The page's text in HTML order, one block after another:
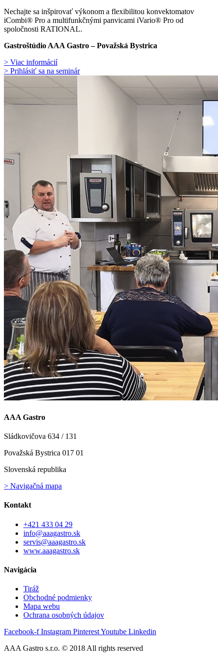
Nechajte sa inšpirovať výkonom a flexibilitou konvektomatov
iCombi® Pro a multifunkčnými panvicami iVario® Pro od
spoločnosti RATIONAL.
Gastroštúdio AAA Gastro – Považská Bystrica
> Viac informácií
> Prihlásiť sa na seminár
AAA Gastro
Sládkovičova 634 / 131
Považská Bystrica 017 01
Slovenská republika
> Navigačná mapa
Kontakt
+421 433 04 29
info@aaagastro.sk
servis@aaagastro.sk
www.aaagastro.sk
Navigácia
Tiráž
Obchodné podmienky
Mapa webu
Ochrana osobných údajov
Facebook-f Instagram PinterestYoutube Linkedin
AAA Gastro s.r.o. © 2018 All rights reserved​